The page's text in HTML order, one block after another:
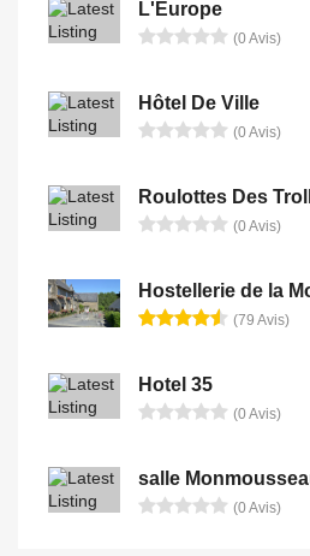
L'Europe
(0 Avis)
Hôtel De Ville
(0 Avis)
Roulottes Des
(0 Avis)
Hostellerie de la
(79 Avis)
Hotel 35
(0 Avis)
salle
(0 Avis)